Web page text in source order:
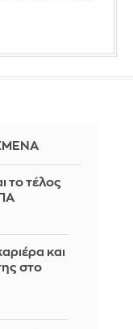
το τέλος
και
στο